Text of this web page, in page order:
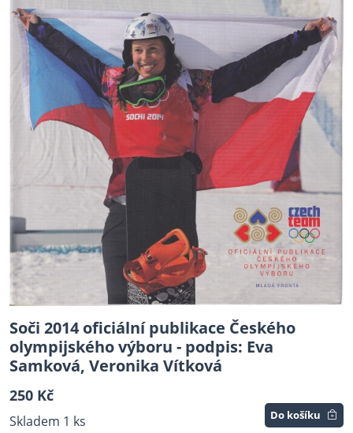
Soči 2014 oficiální publikace Českého
olympijského výboru - podpis: Eva
Samková, Veronika Vítková
250 Kč
Skladem 1 ks Do košíku